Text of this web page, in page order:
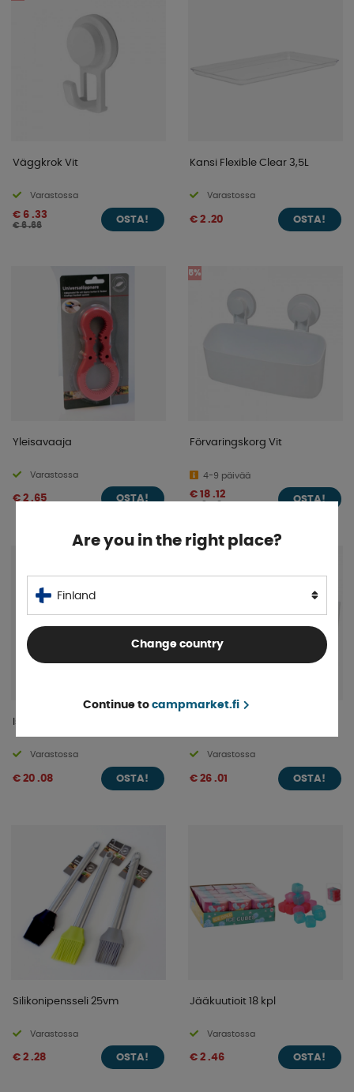
Väggkrok Vit
Varastossa
€ 6 .33
€ 6 .66
OSTA!
Kansi Flexible Clear 3,5L
Varastossa
€ 2 .20 OSTA!
Yleisavaaja
Varastossa
€ 2 .65 OSTA!
5%
Förvaringskorg Vit
4-9 päivää
€ 18 .12 OSTA!
Isabella Esiliina
Varastossa
€ 20 .08 OSTA!
Varastossa
€ 26 .01 OSTA!
Silikonipensseli 25vm
Varastossa
€ 2 .28 OSTA!
Jääkuutioit 18 kpl
Varastossa
€ 2 .46 OSTA!
Are you in the right place?
Finland
Change country
Continue to campmarket.fi